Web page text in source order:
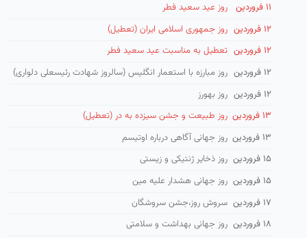
۱۱ فروردین
روز عید سعید فطر
۱۲ فروردین
روز جمهوری اسلامی ایران (تعطیل)
۱۲ فروردین
تعطیل به مناسبت عید سعید فطر
۱۲ فروردین
روز مبارزه با استعمار انگلیس (سالروز شهادت رئیسعلی دلواری)
۱۲ فروردین
روز بهورز
۱۳ فروردین
روز طبیعت و جشن سیزده به در (تعطیل)
۱۳ فروردین
روز جهانی آگاهی درباره اوتیسم
۱۵ فروردین
روز ذخایر ژنتیكی و زیستی
۱۵ فروردین
روز جهانی هشدار علیه مین
۱۷ فروردین
سروش روز،جشن سروشگان
۱۸ فروردین
روز جهانی بهداشت و سلامتی